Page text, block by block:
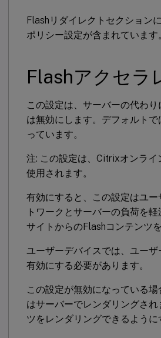
Flashリダイレクトセクション
ポリシー設定が含まれています
Flashアクセラ
この設定は、サーバーの代わ
は無効にします。デフォルト
っています。
注: この設定は、Citrixオンライ
使用されます。
有効にすると、この設定はユ
トワークとサーバーの負荷を
サイトからのFlashコンテンツ
ユーザーデバイスでは、ユー
有効にする必要があります。
この設定が無効になっている
はサーバーでレンダリングさ
ツをレンダリングできるように